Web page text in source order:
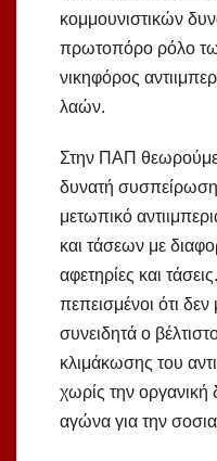
κομμουνιστικών
πρωτοπόρο ρόλο
νικηφόρος
λαών.
Στην ΠΑΠ θεωρούμε
δυνατή
μετωπικό
και τάσεων με
αφετηρίες και
πεπεισμένοι ότι
συνειδητά ο
κλιμάκωσης του
χωρίς την οργανική
αγώνα για την